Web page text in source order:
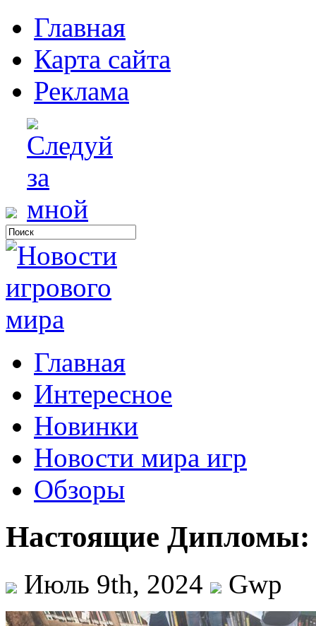
Главная
Карта сайта
Реклама
Главная
Интересное
Новинки
Новости мира игр
Обзоры
Настоящие Дипломы:
Июль 9th, 2024 Gwp